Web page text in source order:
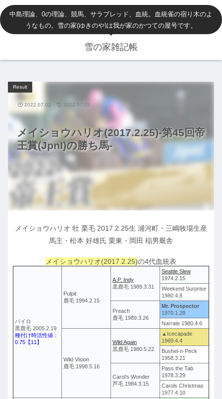
中島理論、0の理論、競馬、サラブレッド、血統。血統雀の宿り木のよ
うなもの。雪の家(ゆきのや)は我が家のかつての屋号です。
雪の家雑記帳
メイショウハリオ(2017.2.25)-第45回帝
王賞(JpnI)の勝ち馬-
Result
2022.07.02 2022.07.05
メイショウハリオ 牡 栗毛 2017.2.25生 浦河町・三嶋牧場生産
馬主・松本 好雄氏 栗東・岡田 稲男厩舎
メイショウハリオ(2017.2.25)の4代血統表
パイロ
黒鹿毛 2005.2.19
種付け時活性値：
0.75【11】
Pulpit
鹿毛 1994.2.15
A.P. Indy
黒鹿毛 1989.3.31
Seattle Slew
1974.2.15
Weekend Surprise
1980.4.8
Preach
鹿毛 1989.3.26
Mr. Prospector
1970.1.28
Narrate 1980.4.6
Wild Vision
鹿毛 1998.5.16
Wild Again
黒鹿毛 1980.5.22
▲Icecapade
1969.4.4
Bushel-n-Peck
1958.3.21
Carol’s Wonder
芦毛 1984.3.15
Pass the Tab
1978.3.29
Carols Christmas
1977.4.10